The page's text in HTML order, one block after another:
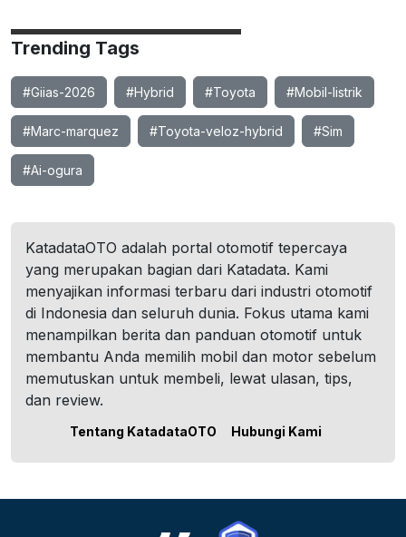
Trending Tags
#Giias-2026 #Hybrid #Toyota #Mobil-listrik
#Marc-marquez #Toyota-veloz-hybrid #Sim
#Ai-ogura
KatadataOTO adalah portal otomotif tepercaya
yang merupakan bagian dari Katadata. Kami
menyajikan informasi terbaru dari industri otomotif
di Indonesia dan seluruh dunia. Fokus utama kami
menampilkan berita dan panduan otomotif untuk
membantu Anda memilih mobil dan motor sebelum
memutuskan untuk membeli, lewat ulasan, tips,
dan review.
Tentang KatadataOTO Hubungi Kami